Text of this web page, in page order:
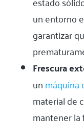
un entorno
garantizar
Frescura
unmáquina
material de
mantener la